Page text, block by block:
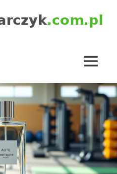
MENU